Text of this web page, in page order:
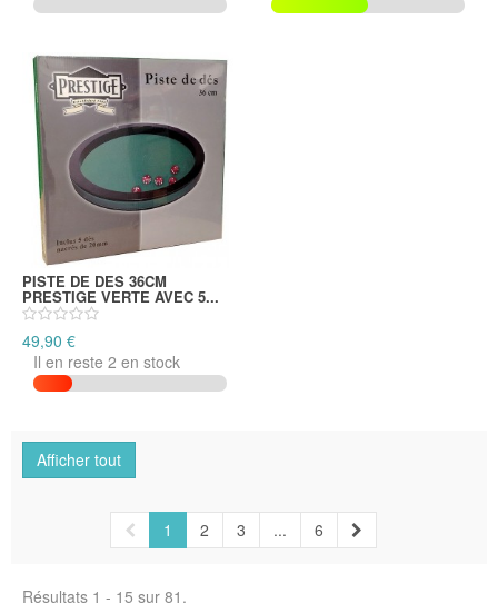
PISTE DE DES 36CM
PRESTIGE VERTE AVEC 5...
49,90 €
Il en reste 2 en stock
Afficher tout
1 2 3 ... 6
Résultats 1 - 15 sur 81.